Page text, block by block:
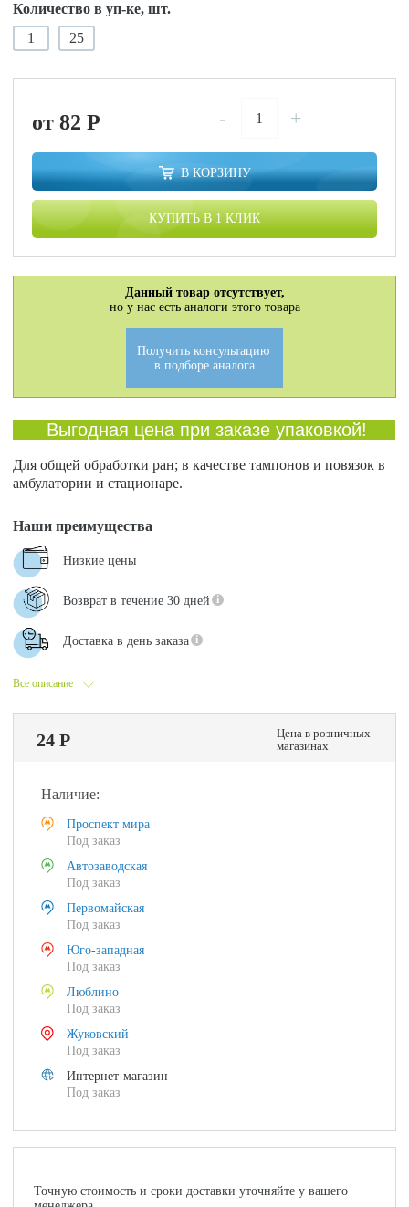
Количество в уп-ке, шт.
1
25
от 82P - +
В КОРЗИНУ
КУПИТЬ В 1 КЛИК
Данный товар отсутствует,
но у нас есть аналоги этого товара
Получить консультацию
в подборе аналога
Выгодная цена при заказе упаковкой!
Для общей обработки ран; в качестве тампонов и повязок в
амбулатории и стационаре.
Все описание
Наши преимущества
Низкие цены
Возврат в течение 30 дней
Доставка в день заказа
24 Р
Цена в розничных
магазинах
Наличие:
Проспект мира
Под заказ
Автозаводская
Под заказ
Первомайская
Под заказ
Юго-западная
Под заказ
Люблино
Под заказ
Жуковский
Под заказ
Интернет-магазин
Под заказ
Точную стоимость и сроки доставки уточняйте у вашего